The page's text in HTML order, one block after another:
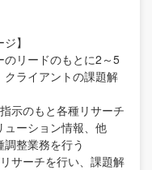
】
リードのもとに2～5
ライアントの課題解
示のもと各種リサーチ
ューション情報、他
整業務を行う
サーチを行い、課題解